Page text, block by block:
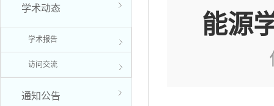
学术动态
学术报告
访问交流
通知公告
能源